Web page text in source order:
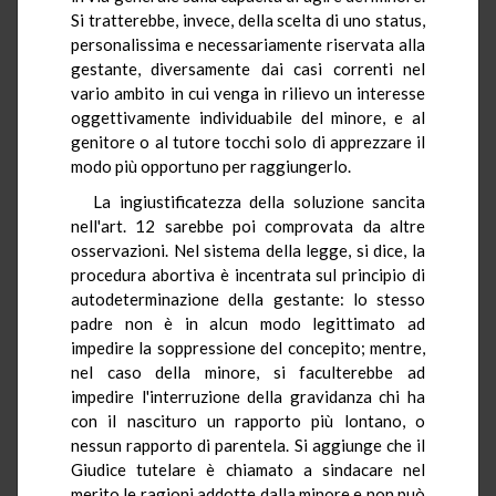
Si tratterebbe, invece, della scelta di uno status,
personalissima e necessariamente riservata alla
gestante, diversamente dai casi correnti nel
vario ambito in cui venga in rilievo un interesse
oggettivamente individuabile del minore, e al
genitore o al tutore tocchi solo di apprezzare il
modo più opportuno per raggiungerlo.
La ingiustificatezza della soluzione sancita
nell'art. 12 sarebbe poi comprovata da altre
osservazioni. Nel sistema della legge, si dice, la
procedura abortiva è incentrata sul principio di
autodeterminazione della gestante: lo stesso
padre non è in alcun modo legittimato ad
impedire la soppressione del concepito; mentre,
nel caso della minore, si faculterebbe ad
impedire l'interruzione della gravidanza chi ha
con il nascituro un rapporto più lontano, o
nessun rapporto di parentela. Si aggiunge che il
Giudice tutelare è chiamato a sindacare nel